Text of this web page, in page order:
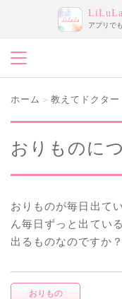
LiLuLa
アプリで
ホーム > 教えてドクター
おりものに
おりものが毎日出て
ん毎日ずっと出てい
出るものなのですか？
おりもの